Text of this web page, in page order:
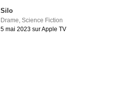
Silo
Drame,Science Fiction
5 mai 2023 sur Apple TV